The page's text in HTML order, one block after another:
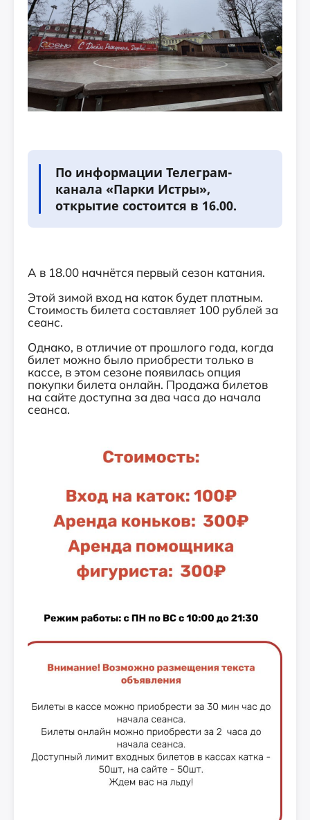
По информации Телеграм-
канала «Парки Истры»,
открытие состоится в 16.00.
А в 18.00 начнётся первый сезон катания.
Этой зимой вход на каток будет платным.
Стоимость билета составляет 100 рублей за
сеанс.
Однако, в отличие от прошлого года, когда
билет можно было приобрести только в
кассе, в этом сезоне появилась опция
покупки билета онлайн. Продажа билетов
на сайте доступна за два часа до начала
сеанса.